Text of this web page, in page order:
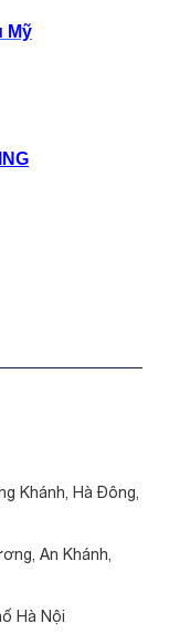
Mỹ
Khánh, Hà Đông,
An Khánh,
Hà Nội